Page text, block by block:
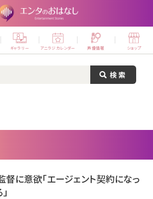
ギャラリー アニラジカレンダー 声優情報 ショップ
に意欲「エージェント契約になっ